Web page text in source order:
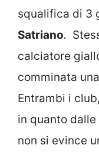
squalifica di 3
Satriano.
calciatore
comminata
Entrambi i
in quanto
non si evince